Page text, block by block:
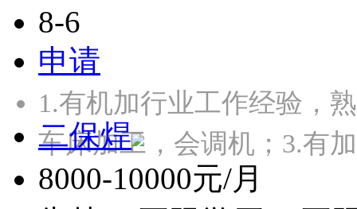
8-6
申请
1.有机加行业工作经验，
车床加工，会调机；3.有
二保焊
8000-10000元/月